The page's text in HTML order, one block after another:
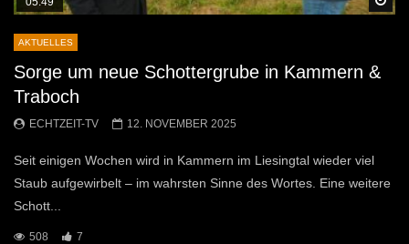
AKTUELLES
Sorge um neue Schottergrube in Kammern &
Traboch
ECHTZEIT-TV 12. NOVEMBER 2025
Seit einigen Wochen wird in Kammern im Liesingtal wieder viel
Staub aufgewirbelt – im wahrsten Sinne des Wortes. Eine weitere
Schott...
508 7